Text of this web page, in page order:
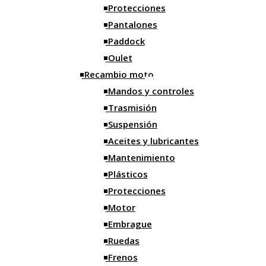
Protecciones
Pantalones
Paddock
Oulet
Recambio moto
Mandos y controles
Trasmisión
Suspensión
Aceites y lubricantes
Mantenimiento
Plásticos
Protecciones
Motor
Embrague
Ruedas
Frenos
Accesorios taller
Caballetes
Correas
Limpieza
Orden
Grasa y selladores
Alfombras
Bridas
Motos
Protecciones
Pantalones
Paddock
Oulet
Recambio moto
Mandos y controles
Trasmisión
Suspensión
Aceites y lubricantes
Mantenimiento
Plásticos
Protecciones
Motor
Embrague
Ruedas
Frenos